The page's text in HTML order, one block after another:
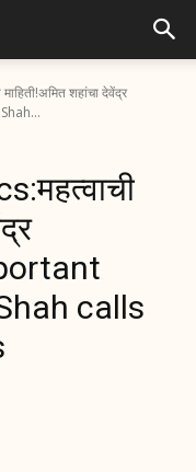
शहांचा देवेंद्र
calls